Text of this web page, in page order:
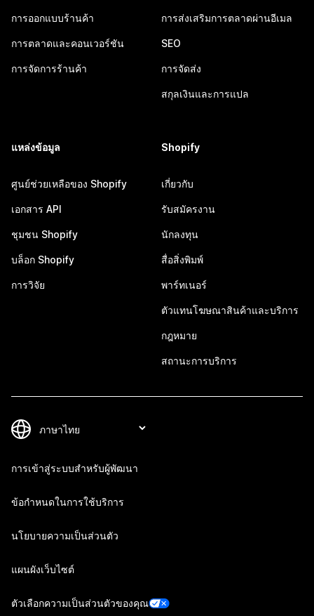
การออกแบบร้านค้า
การตลาดและคอนเวอร์ชัน
การจัดการร้านค้า
การส่งเสริมการตลาดผ่านอีเมล
SEO
การจัดส่ง
สกุลเงินและการแปล
แหล่งข้อมูล
ศูนย์ช่วยเหลือของ Shopify
เอกสาร API
ชุมชน Shopify
บล็อก Shopify
การวิจัย
Shopify
เกี่ยวกับ
รับสมัครงาน
นักลงทุน
สื่อสิ่งพิมพ์
พาร์ทเนอร์
ตัวแทนโฆษณาสินค้าและบริการ
กฎหมาย
สถานะการบริการ
การเข้าสู่ระบบสำหรับผู้พัฒนา
ข้อกำหนดในการใช้บริการ
นโยบายความเป็นส่วนตัว
แผนผังเว็บไซต์
ตัวเลือกความเป็นส่วนตัวของคุณ